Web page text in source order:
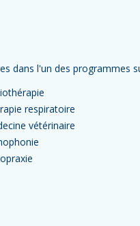
dans l'un des programmes
respiratoire
vétérinaire